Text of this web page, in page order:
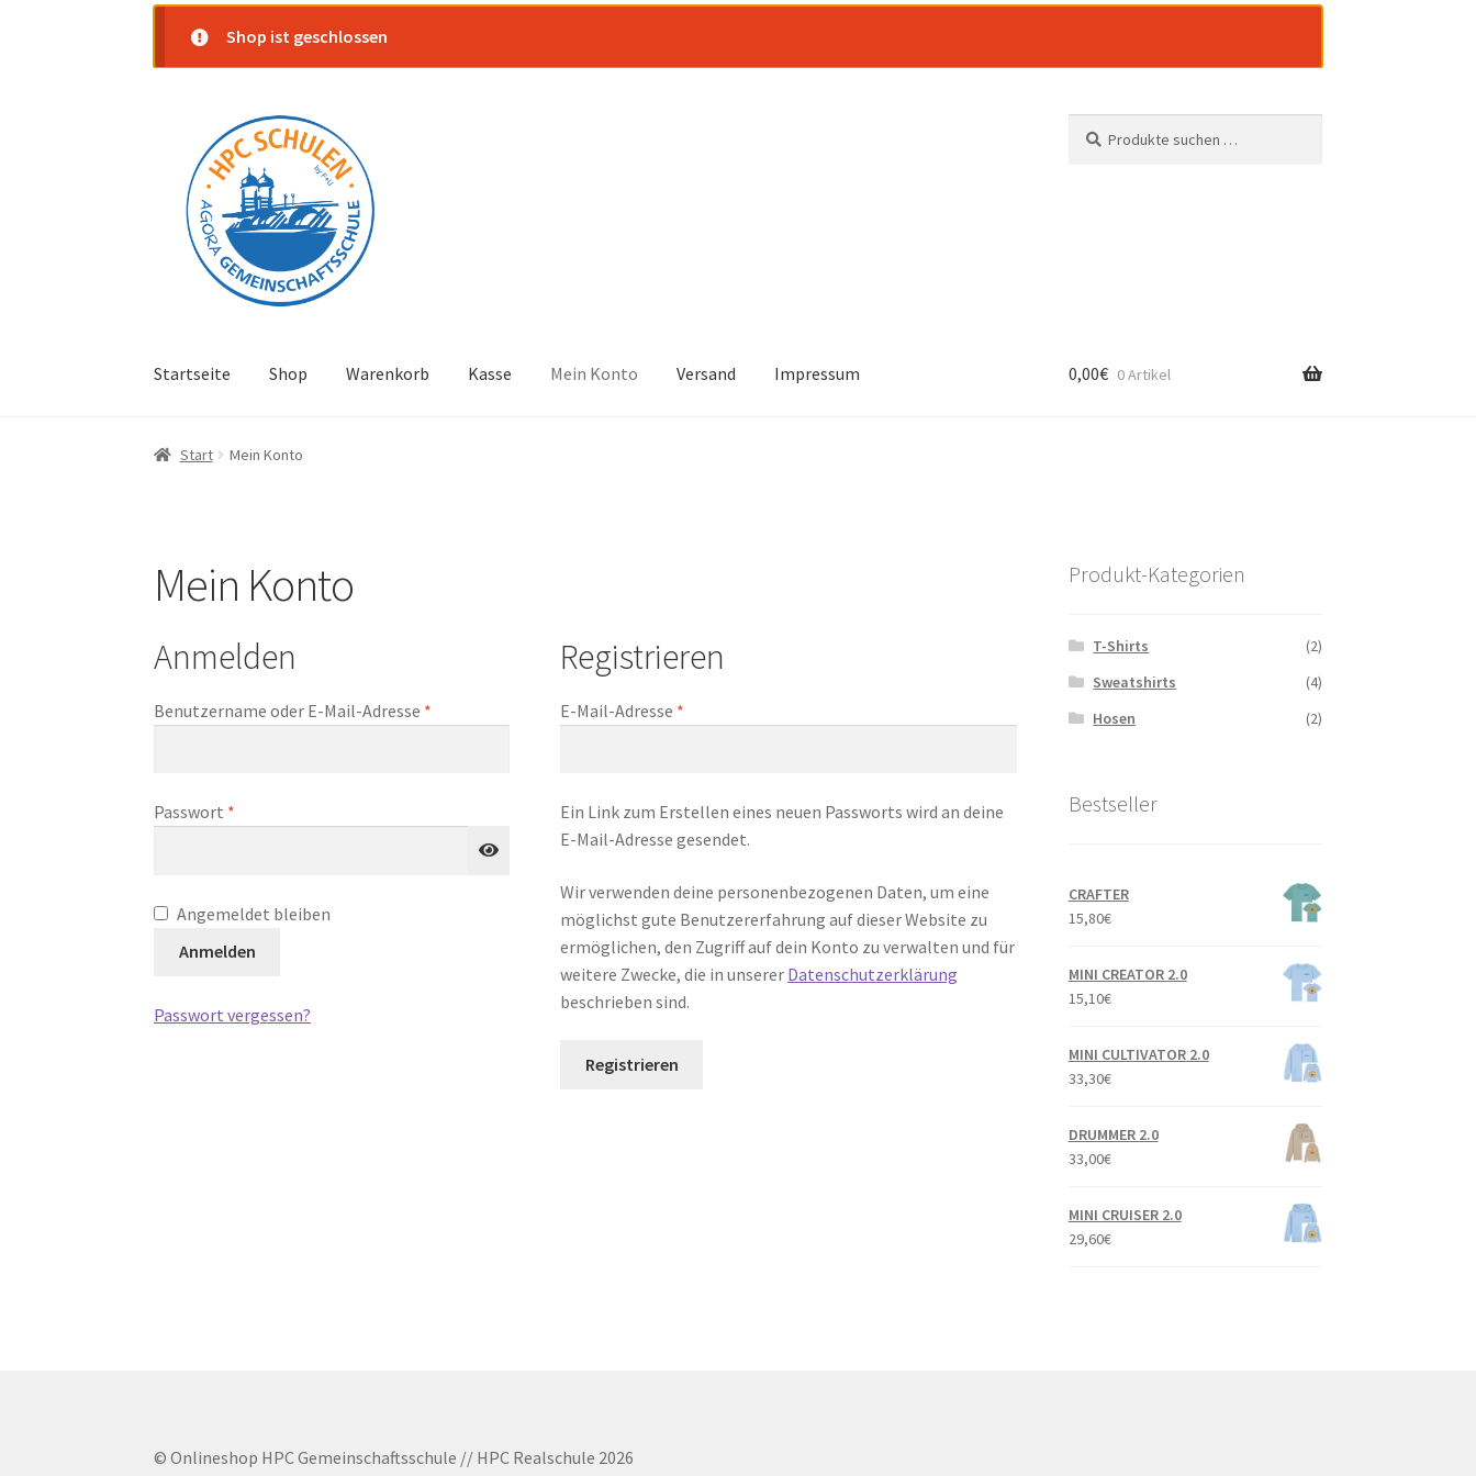
Shop ist geschlossen
Navigation
springen
springen
nach:
Startseite Shop Warenkorb Kasse Mein Konto Versand Impressum 0,00€ 0 Artikel
Start Mein Konto
Mein Konto
Anmelden
Benutzername oder E-Mail-Adresse *
Passwort *
Angemeldet bleiben
Anmelden
Passwort vergessen?
Registrieren
E-Mail-Adresse *
Ein Link zum Erstellen eines neuen Passworts wird an deine
E-Mail-Adresse gesendet.
Wir verwenden deine personenbezogenen Daten, um eine
möglichst gute Benutzererfahrung auf dieser Website zu
ermöglichen, den Zugriff auf dein Konto zu verwalten und für
weitere Zwecke, die in unserer Datenschutzerklärung
beschrieben sind.
Registrieren
Produkt-Kategorien
T-Shirts
(2)
Sweatshirts
(4)
Hosen
(2)
Bestseller
CRAFTER
15,80€
MINI CREATOR 2.0
15,10€
MINI CULTIVATOR 2.0
33,30€
DRUMMER 2.0
33,00€
MINI CRUISER 2.0
29,60€
© Onlineshop HPC Gemeinschaftsschule // HPC Realschule 2026